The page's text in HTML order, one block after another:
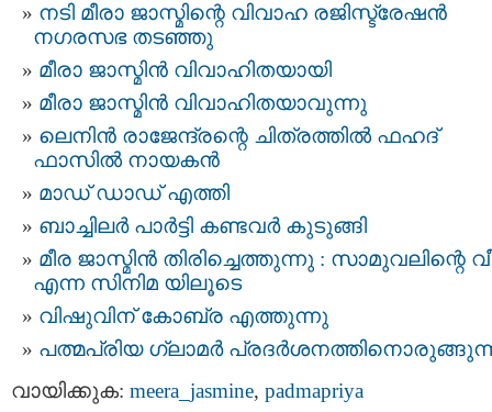
നടി മീരാ ജാസ്മിന്റെ വിവാഹ രജിസ്ട്രേഷന്‍
നഗരസഭ തടഞ്ഞു
മീരാ ജാസ്മിന്‍ വിവാഹിതയായി
മീരാ ജാസ്മിന്‍ വിവാഹിതയാവുന്നു
ലെനിന്‍ രാജേന്ദ്രന്റെ ചിത്രത്തില്‍ ഫഹദ്
ഫാസില്‍ നായകന്‍
മാഡ് ഡാഡ് എത്തി
ബാച്ചിലര്‍ പാര്‍ട്ടി കണ്ടവര്‍ കുടുങ്ങി
മീര ജാസ്മിന്‍ തിരിച്ചെത്തുന്നു : സാമുവലിന്റെ
എന്ന സിനിമ യിലൂടെ
വിഷുവിന് കോബ്ര എത്തുന്നു
പത്മപ്രിയ ഗ്ലാമര്‍
വായിക്കുക: meera_jasmine, padmapriya